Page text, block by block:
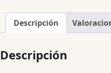
Descripción
Descripción